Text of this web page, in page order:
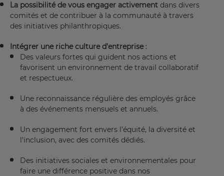
La possibilité de vous engager activement dans divers
comités et de contribuer à la communauté à travers
des initiatives philanthropiques.
Intégrer une riche culture d’entreprise:
Des valeurs fortes qui guident nos actions et
favorisent un environnement de travail collaboratif
et respectueux.
Une reconnaissance régulière des employés grâce
à des événements mensuels et annuels.
Un engagement fort envers l’équité, la diversité et
l’inclusion, avec des comités dédiés.
Des initiatives sociales et environnementales pour
faire une différence positive dans nos